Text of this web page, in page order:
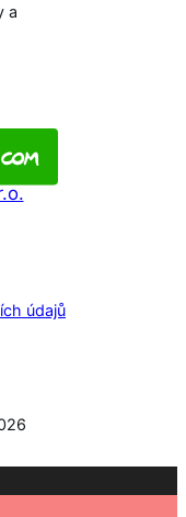
a
údajů